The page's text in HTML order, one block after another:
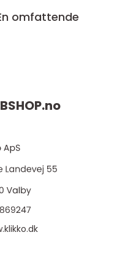
omfattende
no